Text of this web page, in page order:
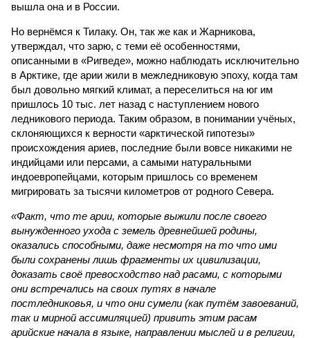
вышла она и в России.
Но вернёмся к Тилаку. Он, так же как и Жарникова,
утверждал, что зарю, с теми её особенностями,
описанными в «Ригведе», можно наблюдать исключительно
в Арктике, где арии жили в межледниковую эпоху, когда там
был довольно мягкий климат, а переселиться на юг им
пришлось 10 тыс. лет назад с наступлением нового
ледникового периода. Таким образом, в понимании учёных,
склоняющихся к верности «арктической гипотезы»
происхождения ариев, последние были вовсе никакими не
индийцами или персами, а самыми натуральными
индоевропейцами, которым пришлось со временем
мигрировать за тысячи километров от родного Севера.
«Факт, что те арии, которые выжили после своего
вынужденного ухода с земель древнейшей родины,
оказались способными, даже несмотря на то что ими
были сохранены лишь фрагменты их цивилизации,
доказать своё превосходство над расами, с которыми
они встречались на своих путях в начале
постледниковья, и что они сумели (как путём завоеваний,
так и мирной ассимиляцией) привить этим расам
арийские начала в языке, направлении мыслей и в религии,